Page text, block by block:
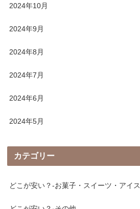
2024年10月
2024年9月
2024年8月
2024年7月
2024年6月
2024年5月
カテゴリー
どこが安い？-お菓子・スイーツ・アイス